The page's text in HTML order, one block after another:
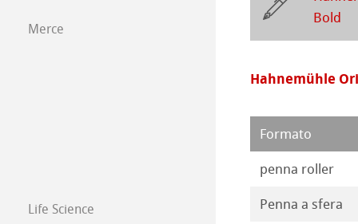
Carta da
Opere 2018
Opere 2017
Opere 2016
Merce
Life Science
Bold
Hahnemühle
Formato
penna roller
Penna a sfera